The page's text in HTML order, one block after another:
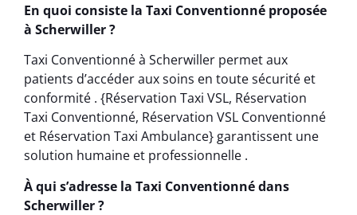
En quoi consiste la Taxi Conventionné proposée
à Scherwiller ?
Taxi Conventionné à Scherwiller permet aux
patients d’accéder aux soins en toute sécurité et
conformité . {Réservation Taxi VSL, Réservation
Taxi Conventionné, Réservation VSL Conventionné
et Réservation Taxi Ambulance} garantissent une
solution humaine et professionnelle .
À qui s’adresse la Taxi Conventionné dans
Scherwiller ?